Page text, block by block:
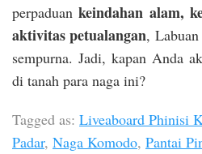
perpaduankeindahan alam,
aktivitas petualangan,
sempurna. Jadi, kapan Anda
di tanah para naga ini?
Tagged as: Liveaboard Phinisi
Padar, Naga Komodo, Pantai